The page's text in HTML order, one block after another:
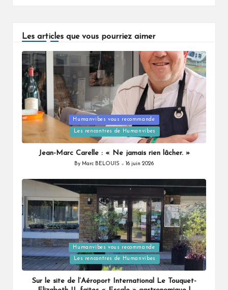
Les articles que vous pourriez aimer
Posted
Humanvibes vous recommande
Les rencontres de Humanvibes
Jean-Marc Carelle : « Ne jamais rien lâcher. »
Posted
By Marc BELOUIS 16 juin 2026
Posted
in
Humanvibes vous recommande
Les rencontres de Humanvibes
Sur le site de l’Aéroport International Le Touquet-